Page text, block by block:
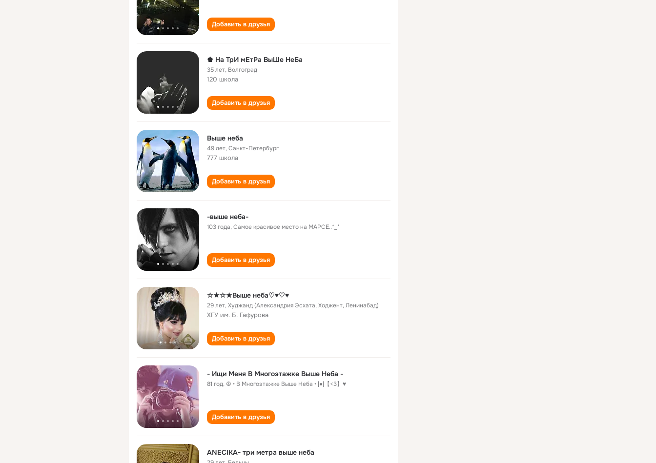
Добавить в друзья
♚ На ТрИ мЕтРа ВыШе НеБа
35 лет, Волгоград
120 школа
Добавить в друзья
Выше неба
49 лет,Санкт-Петербург
777 школа
Добавить в друзья
-выше неба-
103 года,Самое красивое место на МАРСЕ..*_*
Добавить в друзья
☆★☆★Выше неба♡♥♡♥
29 лет,Худжанд (Александрия Эсхата, Ходжент, Ленинабад)
ХГУ им. Б. Гафурова
Добавить в друзья
- Ищи Меня В Многоэтажке Выше Неба -
81 год, ☮ • В Многоэтажке Выше Неба • |●|【<3】♥
Добавить в друзья
ANECIKA- три метра выше неба